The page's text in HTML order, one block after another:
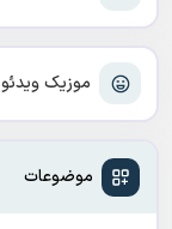
موزیک ویدئو
موضوعات